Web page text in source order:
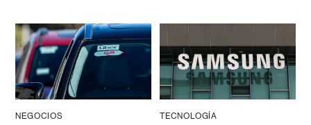
NEGOCIOS TECNOLOGÍA